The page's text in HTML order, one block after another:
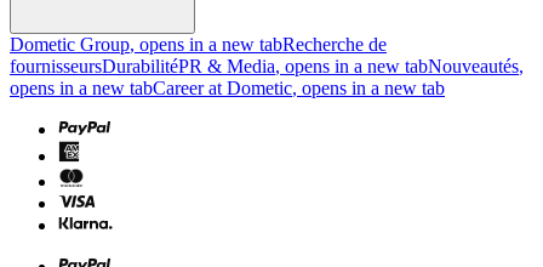
Dometic Group, opens in a new tabRecherche de
fournisseursDurabilitéPR & Media, opens in a new tabNouveautés,
opens in a new tabCareer at Dometic, opens in a new tab